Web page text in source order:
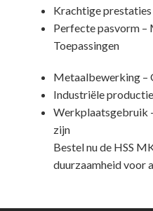
Krachtige
Perfecte pasvorm
Toepassingen
Metaalbewerking –
Industriële
Werkplaatsgebruik
zijn
Bestel nu de HSS
duurzaamheid voor